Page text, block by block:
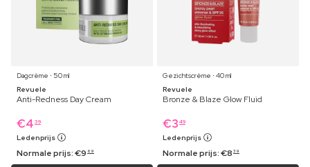
Dagcrème ⋅ 50 ml
Revuele
Anti-Redness Day Cream
€4 39
Ledenprijs
Normale prijs:€9 69
Gezichtscrème ⋅ 40 ml
Revuele
Bronze & Blaze Glow Fluid
€3 49
Ledenprijs
Normale prijs:€8 39